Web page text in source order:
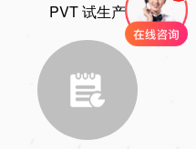
PVT 试生产